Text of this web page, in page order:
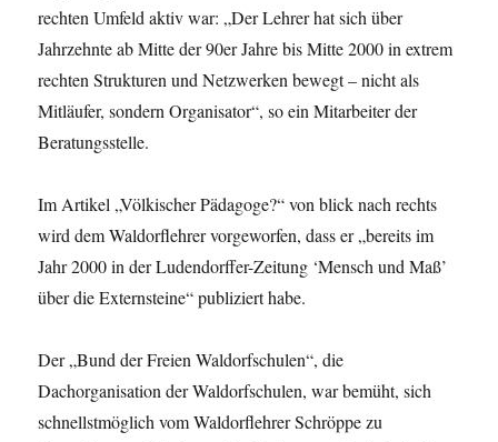
rechten Umfeld aktiv war: „Der Lehrer hat sich über
Jahrzehnte ab Mitte der 90er Jahre bis Mitte 2000 in extrem
rechten Strukturen und Netzwerken bewegt – nicht als
Mitläufer, sondern Organisator“, so ein Mitarbeiter der
Beratungsstelle.
Im Artikel „Völkischer Pädagoge?“ von blick nach rechts
wird dem Waldorflehrer vorgeworfen, dass er „bereits im
Jahr 2000 in der Ludendorffer-Zeitung ‘Mensch und Maß’
über die Externsteine“ publiziert habe.
Der „Bund der Freien Waldorfschulen“, die
Dachorganisation der Waldorfschulen, war bemüht, sich
schnellstmöglich vom Waldorflehrer Schröppe zu